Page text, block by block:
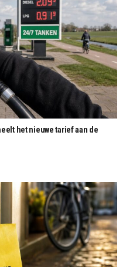
het nieuwe tarief aan de